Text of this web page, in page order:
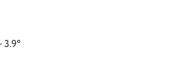
3.9°